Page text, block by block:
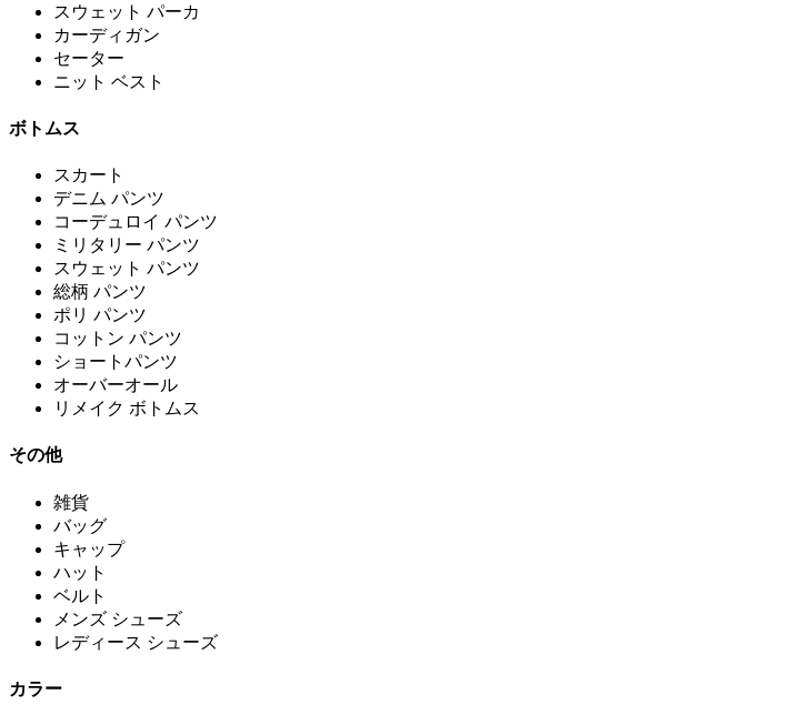
スウェット パーカ
カーディガン
セーター
ニット ベスト
ボトムス
スカート
デニム パンツ
コーデュロイ パンツ
ミリタリー パンツ
スウェット パンツ
総柄 パンツ
ポリ パンツ
コットン パンツ
ショートパンツ
オーバーオール
リメイク ボトムス
その他
雑貨
バッグ
キャップ
ハット
ベルト
メンズ シューズ
レディース シューズ
カラー